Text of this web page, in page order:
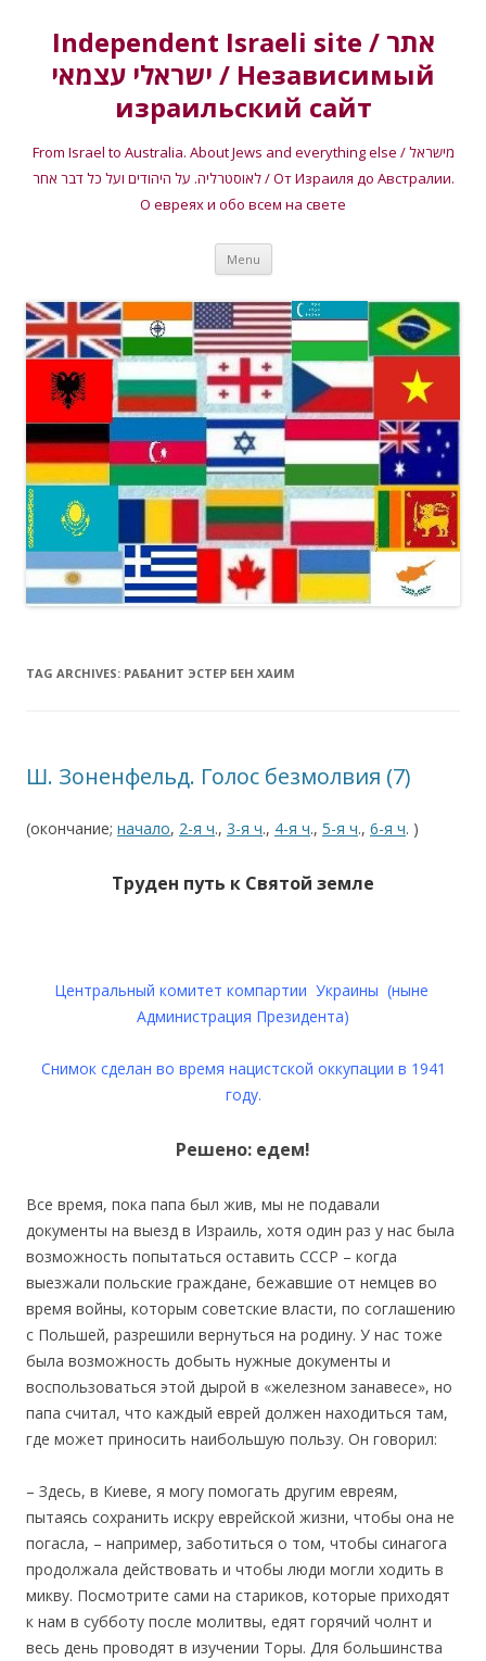
Independent Israeli site / אתר
ישראלי עצמאי / Независимый
израильский сайт
From Israel to Australia. About Jews and everything else / מישראל
לאוסטרליה. על היהודים ועל כל דבר אחר / От Израиля до Австралии.
О евреях и обо всем на свете
Menu Skip
content
TAG ARCHIVES: РАБАНИТ ЭСТЕР БЕН ХАИМ
Ш. Зоненфельд. Голос безмолвия (7)
(окончание; начало, 2-я ч., 3-я ч., 4-я ч., 5-я ч., 6-я ч. )
Труден путь к Святой земле
Центральный комитет компартии Украины (ныне
Администрация Президента)
Снимок сделан во время нацистской оккупации в 1941
году.
Решено: едем!
Все время, пока папа был жив, мы не подавали
документы на выезд в Израиль, хотя один раз у нас была
возможность попытаться оставить СССР – когда
выезжали польские граждане, бежавшие от немцев во
время войны, которым советские власти, по соглашению
с Польшей, разрешили вернуться на родину. У нас тоже
была возможность добыть нужные документы и
воспользоваться этой дырой в «железном занавесе», но
папа считал, что каждый еврей должен находиться там,
где может приносить наибольшую пользу. Он говорил:
– Здесь, в Киеве, я могу помогать другим евреям,
пытаясь сохранить искру еврейской жизни, чтобы она не
погасла, – например, заботиться о том, чтобы синагога
продолжала действовать и чтобы люди могли ходить в
микву. Посмотрите сами на стариков, которые приходят
к нам в субботу после молитвы, едят горячий чолнт и
весь день проводят в изучении Торы. Для большинства